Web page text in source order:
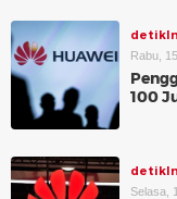
Rabu,
100
Selasa,